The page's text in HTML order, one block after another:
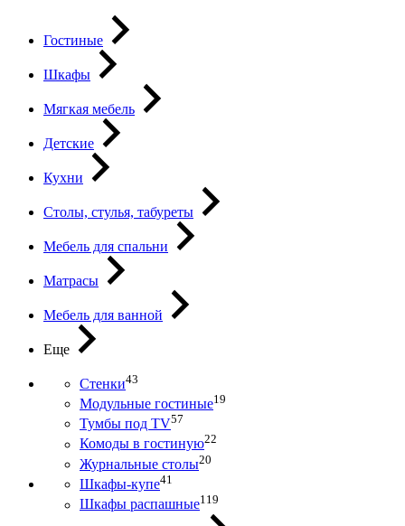
Гостиные
Шкафы
Мягкая мебель
Детские
Кухни
Столы, стулья, табуреты
Мебель для спальни
Матрасы
Мебель для ванной
Еще
Стенки43
Модульные гостиные19
Тумбы под ТV57
Комоды в гостиную22
Журнальные столы20
Шкафы-купе41
Шкафы распашные119